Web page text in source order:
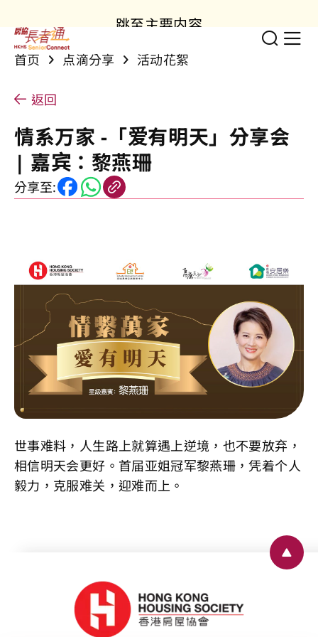
跳至主要内容
切换
显
首页 点滴分享 活动花絮
返回
情系万家 -「爱有明天」分享会
| 嘉宾：黎燕珊
分享至:
世事难料，人生路上就算遇上逆境，也不要放弃，
相信明天会更好。首届亚姐冠军黎燕珊，凭着个人
毅力，克服难关，迎难而上。